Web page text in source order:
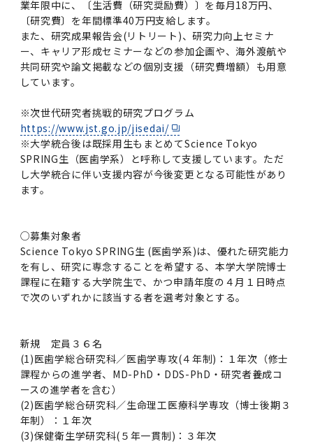
業年限中に、〔生活費（研究奨励費）〕を毎月18万円、
〔研究費〕を年間標準40万円支給します。
また、研究成果報告会(リトリート)、研究力向上セミナ
ー、キャリア形成セミナーなどの参加企画や、海外渡航や
共同研究や論文掲載などの個別支援（研究費増額）も用意
しています。
※次世代研究者挑戦的研究プログラム
https://www.jst.go.jp/jisedai/
※大学統合後は既採用生もまとめてScience Tokyo
SPRING生（医歯学系）と呼称して支援しています。ただ
し大学統合に伴い支援内容が今後変更となる可能性があり
ます。
○募集対象者
Science Tokyo SPRING生 (医歯学系)は、優れた研究能力
を有し、研究に専念することを希望する、本学大学院博士
課程に在籍する大学院生で、かつ申請年度の４月１日時点
で次のいずれかに該当する者を選考対象とする。
新規 定員３６名
(1)医歯学総合研究科／医歯学専攻(４年制)：１年次（修士
課程からの進学者、MD-PhD・DDS-PhD・研究者養成コ
ースの進学者を含む）
(2)医歯学総合研究科／生命理工医療科学専攻（博士後期３
年制）：１年次
(3)保健衛生学研究科(５年一貫制)：３年次